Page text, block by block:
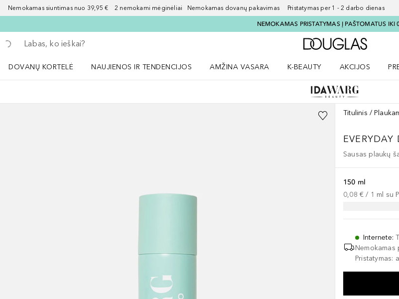
Nemokamas siuntimas nuo 39,95 € 2 nemokami mėginėliai Nemokamas dovanų pakavimas Pristatymas per 1 - 2 darbo dienas
NEMOKAMAS PRISTATYMAS Į PAŠTOMATUS IKI
Grįžk atgal
Vykdykite paiešką
Į
DOVANŲ KORTELĖ
NAUJIENOS IR TENDENCIJOS
AMŽINA VASARA
K-BEAUTY
AKCIJOS
Titulinis
EVERYDAY
Sausas plaukų
150 ml
0,08 € / 1 ml su
Internete:
Nemokamas
Pristatymas: